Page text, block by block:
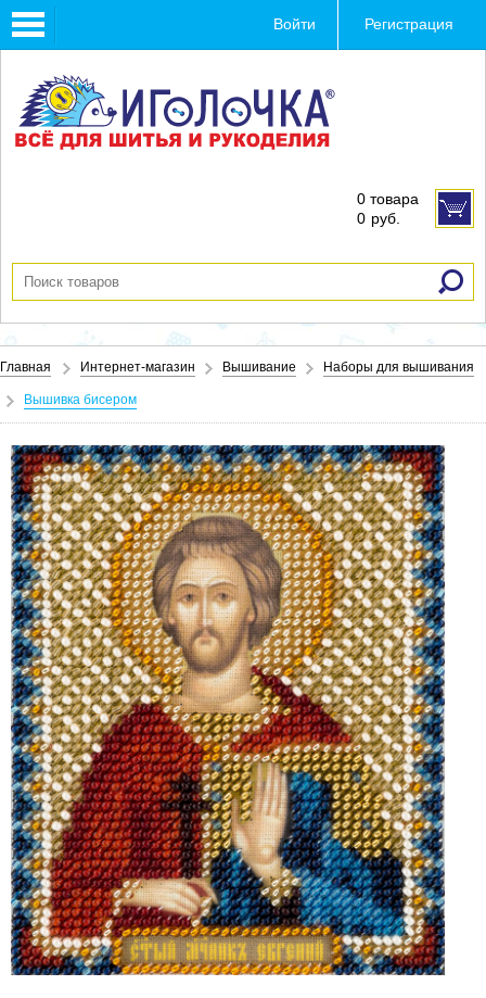
Toggle
navigation
Войти Регистрация
0 товара
0 руб.
Главная Интернет-магазин Вышивание Наборы для вышивания
Вышивка бисером